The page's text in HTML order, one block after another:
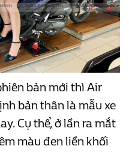
bản mới thì Air
bản thân là mẫu xe
Cụ thể, ở lần ra mắt
màu đen liền khối